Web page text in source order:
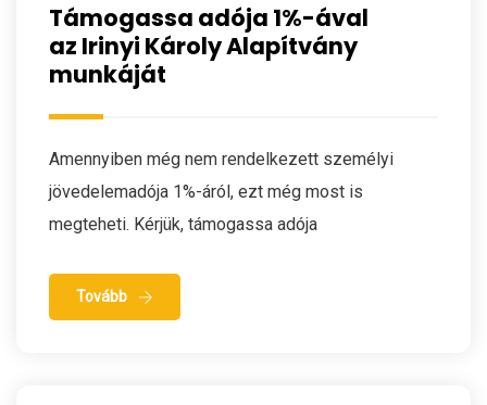
Támogassa adója 1%-ával
az Irinyi Károly Alapítvány
munkáját
Amennyiben még nem rendelkezett személyi
jövedelemadója 1%-áról, ezt még most is
megteheti. Kérjük, támogassa adója
Tovább